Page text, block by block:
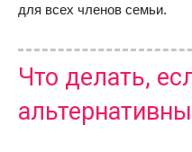
для всех членов семьи.
Что делать,